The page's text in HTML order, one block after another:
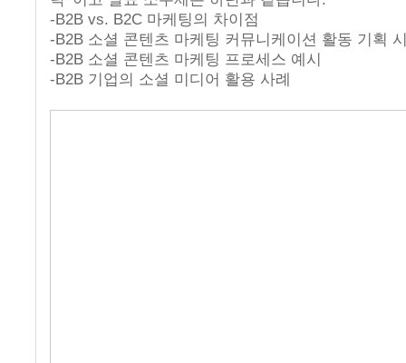
-B2B vs. B2C 마케팅의 차이점
-B2B 소셜 콘텐츠 마케팅 커뮤니케이션 활동 기획
-B2B 소셜 콘텐츠 마케팅 프로세스 예시
-B2B 기업의 소셜 미디어 활용 사례